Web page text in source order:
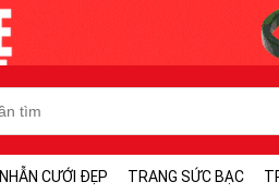
NHẪN CƯỚI ĐẸP TRANG SỨC BẠC